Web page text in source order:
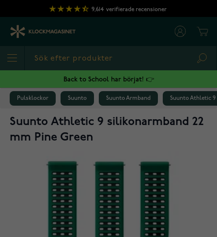
Hoppa till innehållet
9,614 verifierade recensioner
Back to School har börjat! 👉
Pulsklockor Suunto Suunto Armband Suunto Athletic 9
Suunto Athletic 9 silikonarmband 22
mm Pine Green